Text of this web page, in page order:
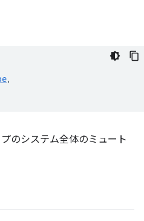
,
のシステム全体のミュート